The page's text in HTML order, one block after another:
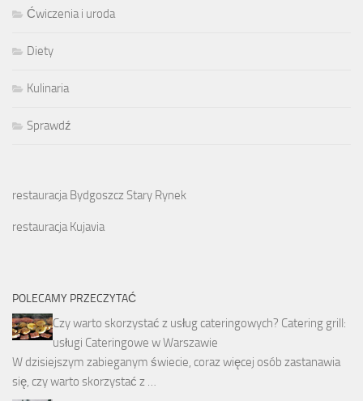
Ćwiczenia i uroda
Diety
Kulinaria
Sprawdź
restauracja Bydgoszcz Stary Rynek
restauracja Kujavia
POLECAMY PRZECZYTAĆ
Czy warto skorzystać z usług cateringowych? Catering grill:
usługi Cateringowe w Warszawie
W dzisiejszym zabieganym świecie, coraz więcej osób zastanawia
się, czy warto skorzystać z …